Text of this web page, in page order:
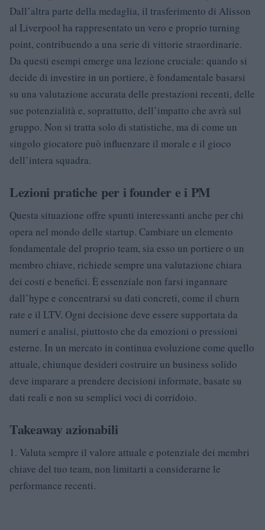
Dall’altra parte della medaglia, il trasferimento di Alisson
al Liverpool ha rappresentato un vero e proprio turning
point, contribuendo a una serie di vittorie straordinarie.
Da questi esempi emerge una lezione cruciale: quando si
decide di investire in un portiere, è fondamentale basarsi
su una valutazione accurata delle prestazioni recenti, delle
sue potenzialità e, soprattutto, dell’impatto che avrà sul
gruppo. Non si tratta solo di statistiche, ma di come un
singolo giocatore può influenzare il morale e il gioco
dell’intera squadra.
Lezioni pratiche per i founder e i PM
Questa situazione offre spunti interessanti anche per chi
opera nel mondo delle startup. Cambiare un elemento
fondamentale del proprio team, sia esso un portiere o un
membro chiave, richiede sempre una valutazione chiara
dei costi e benefici. È essenziale non farsi ingannare
dall’hype e concentrarsi su dati concreti, come il churn
rate e il LTV. Ogni decisione deve essere supportata da
numeri e analisi, piuttosto che da emozioni o pressioni
esterne. In un mercato in continua evoluzione come quello
attuale, chiunque desideri costruire un business solido
deve imparare a prendere decisioni informate, basate su
dati reali e non su semplici voci di corridoio.
Takeaway azionabili
1. Valuta sempre il valore attuale e potenziale dei membri
chiave del tuo team, non limitarti a considerarne le
performance recenti.